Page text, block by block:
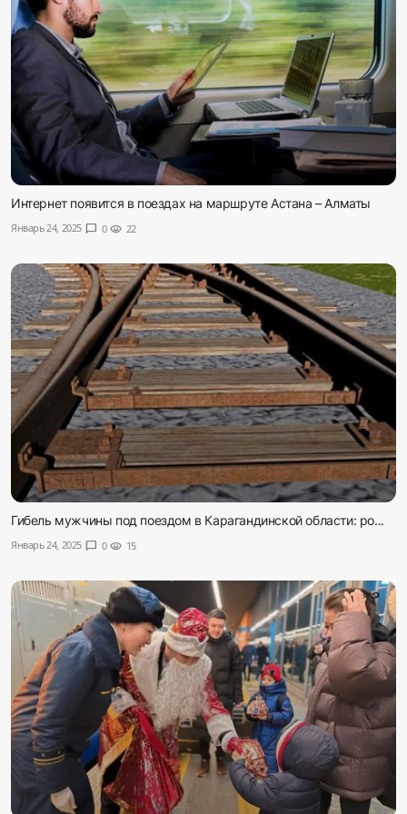
Интернет появится в поездах на маршруте Астана – Алматы
Январь 24, 2025 chat_bubble 0 visibility 22
Гибель мужчины под поездом в Карагандинской области: ро...
Январь 24, 2025 chat_bubble 0 visibility 15